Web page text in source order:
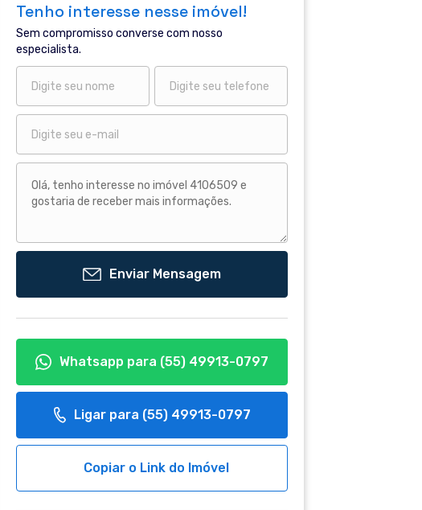
Tenho interesse nesse imóvel!
Sem compromisso converse com nosso
especialista.
Enviar Mensagem
Whatsapp para (55) 49913-0797
Ligar para (55) 49913-0797
Copiar o Link do Imóvel